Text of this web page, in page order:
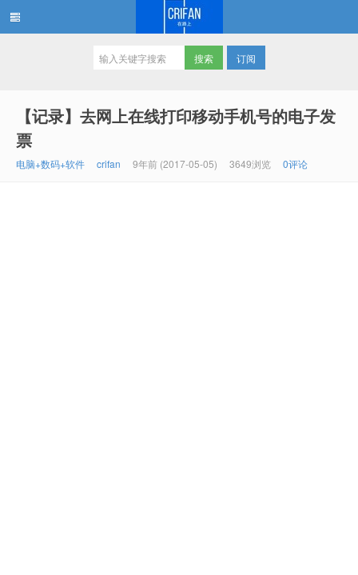
订阅
【记录】去网上在线打印移动手机号的电子发
票
电脑+数码+软件 crifan 9年前 (2017-05-05) 3649浏览 0评论